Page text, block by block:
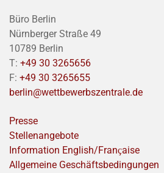
Büro Berlin
Nürnberger Straße 49
10789 Berlin
T: +49 30 3265656
F: +49 30 3265655
berlin@wettbewerbszentrale.de
Presse
Stellenangebote
Information English/Franҫaise
Allgemeine Geschäftsbedingungen